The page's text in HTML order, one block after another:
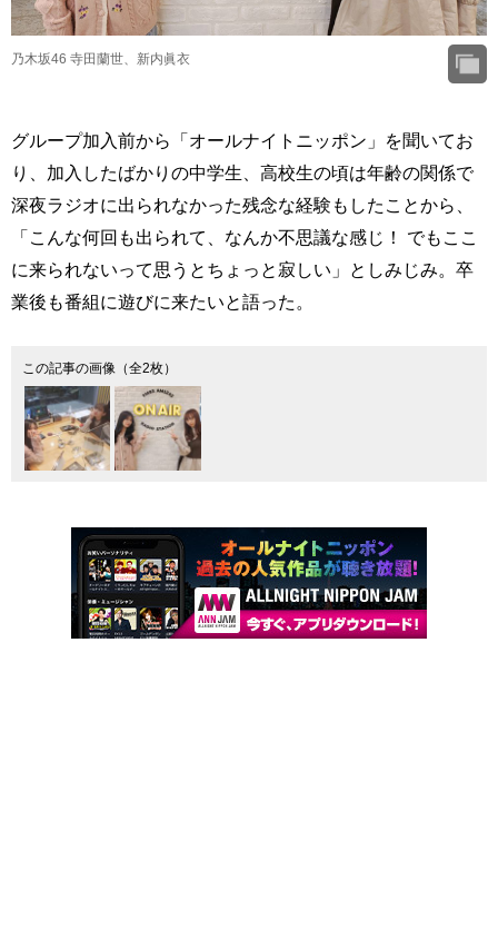
乃木坂46 寺田蘭世、新内眞衣
グループ加入前から「オールナイトニッポン」を聞いてお
り、加入したばかりの中学生、高校生の頃は年齢の関係で
深夜ラジオに出られなかった残念な経験もしたことから、
「こんな何回も出られて、なんか不思議な感じ！ でもここ
に来られないって思うとちょっと寂しい」としみじみ。卒
業後も番組に遊びに来たいと語った。
この記事の画像（全2枚）